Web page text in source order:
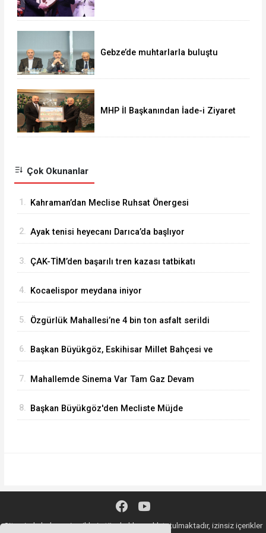
Gebze’de muhtarlarla buluştu
MHP İl Başkanından İade-i Ziyaret
Çok Okunanlar
1. Kahraman’dan Meclise Ruhsat Önergesi
2. Ayak tenisi heyecanı Darıca’da başlıyor
3. ÇAK-TİM’den başarılı tren kazası tatbikatı
4. Kocaelispor meydana iniyor
5. Özgürlük Mahallesi’ne 4 bin ton asfalt serildi
6. Başkan Büyükgöz, Eskihisar Millet Bahçesi ve
7. Mahallemde Sinema Var Tam Gaz Devam
8. Başkan Büyükgöz'den Mecliste Müjde
Sitemizde bulunan içeriklerin tüm hakları saklı tutulmaktadır, izinsiz içerikler